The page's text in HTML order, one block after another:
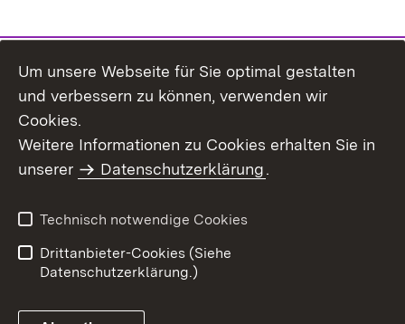
Um unsere Webseite für Sie optimal gestalten
und verbessern zu können, verwenden wir
Cookies.
Weitere Informationen zu Cookies erhalten Sie in
unserer
Datenschutzerklärung.
Technisch notwendige Cookies
Drittanbieter-Cookies (Siehe
Datenschutzerklärung.)